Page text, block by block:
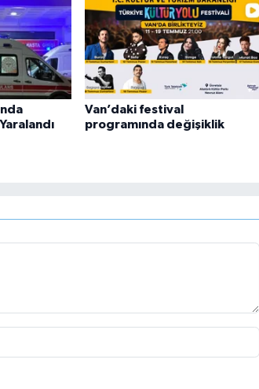
Van’daki festival
programında değişiklik